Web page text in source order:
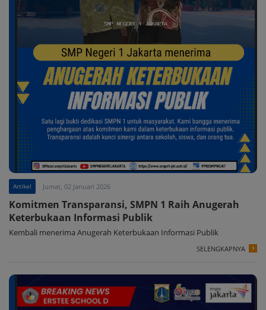
Artikel Jumat, 02 Januari 2026
Komitmen Transparansi, SMPN 1 Raih Anugerah
Keterbukaan Informasi Publik
Kembali menerima Anugerah Keterbukaan Informasi Publik
SELENGKAPNYA